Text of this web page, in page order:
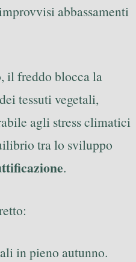
abbassamenti
il freddo blocca la
dei tessuti vegetali,
agli stress climatici
tra lo sviluppo
.
in pieno autunno.